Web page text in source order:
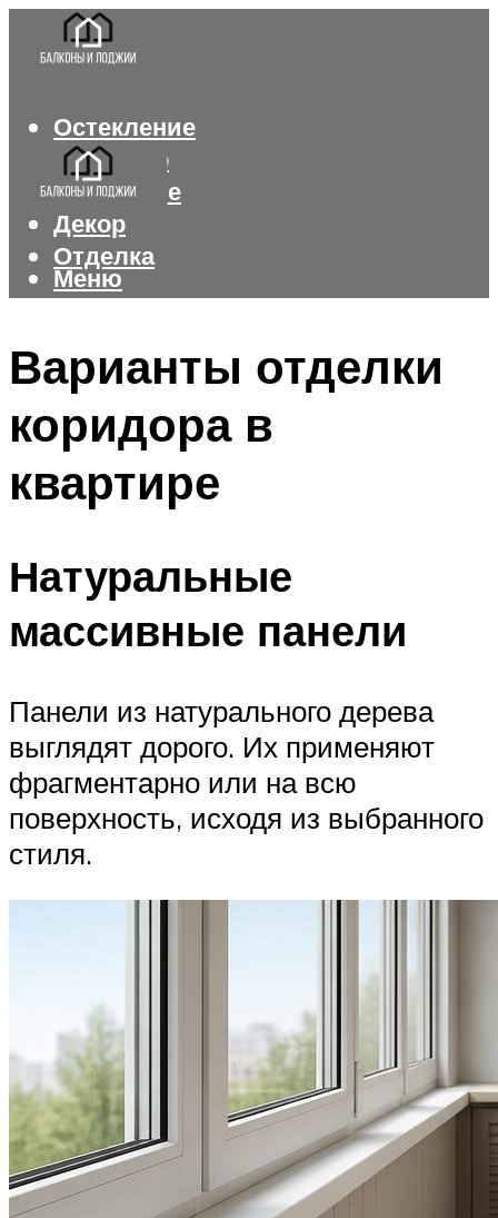
Остекление
Интерьер
Утепление
Декор
Отделка
Меню
Варианты отделки
коридора в
квартире
Натуральные
массивные панели
Панели из натурального дерева
выглядят дорого. Их применяют
фрагментарно или на всю
поверхность, исходя из выбранного
стиля.